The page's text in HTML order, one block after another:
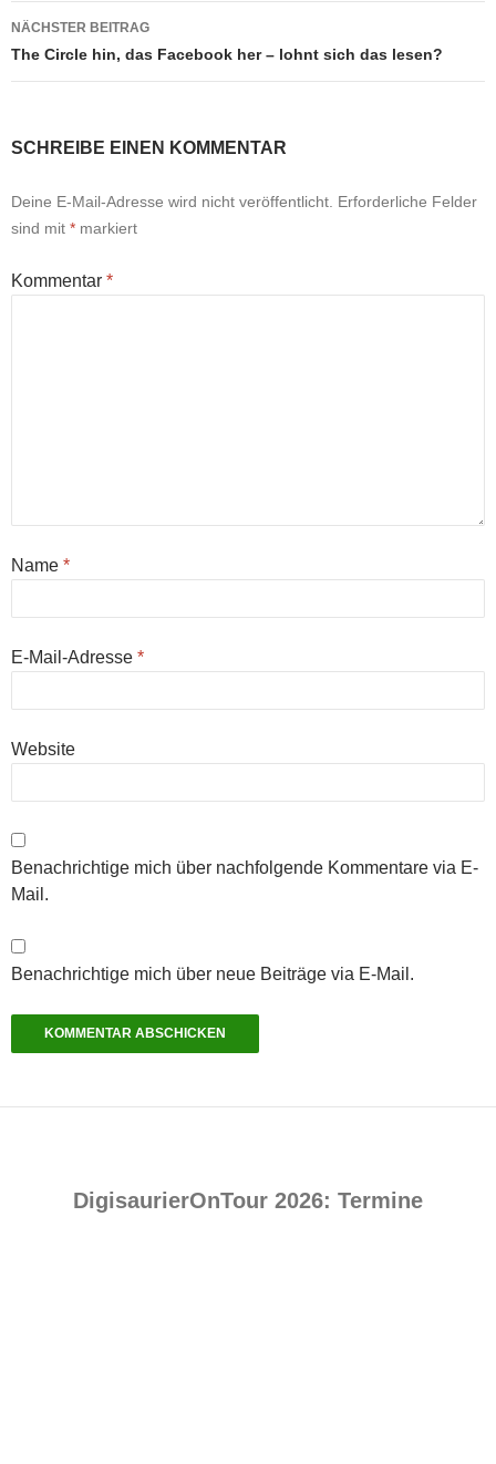
NÄCHSTER BEITRAG
The Circle hin, das Facebook her – lohnt sich das lesen?
SCHREIBE EINEN KOMMENTAR
Deine E-Mail-Adresse wird nicht veröffentlicht. Erforderliche Felder
sind mit * markiert
Kommentar *
Name *
E-Mail-Adresse *
Website
Benachrichtige mich über nachfolgende Kommentare via E-
Mail.
Benachrichtige mich über neue Beiträge via E-Mail.
DigisaurierOnTour 2026: Termine